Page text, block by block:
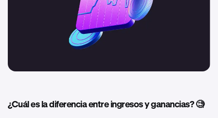
¿Cuál es la diferencia entre ingresos y ganancias? 🧐